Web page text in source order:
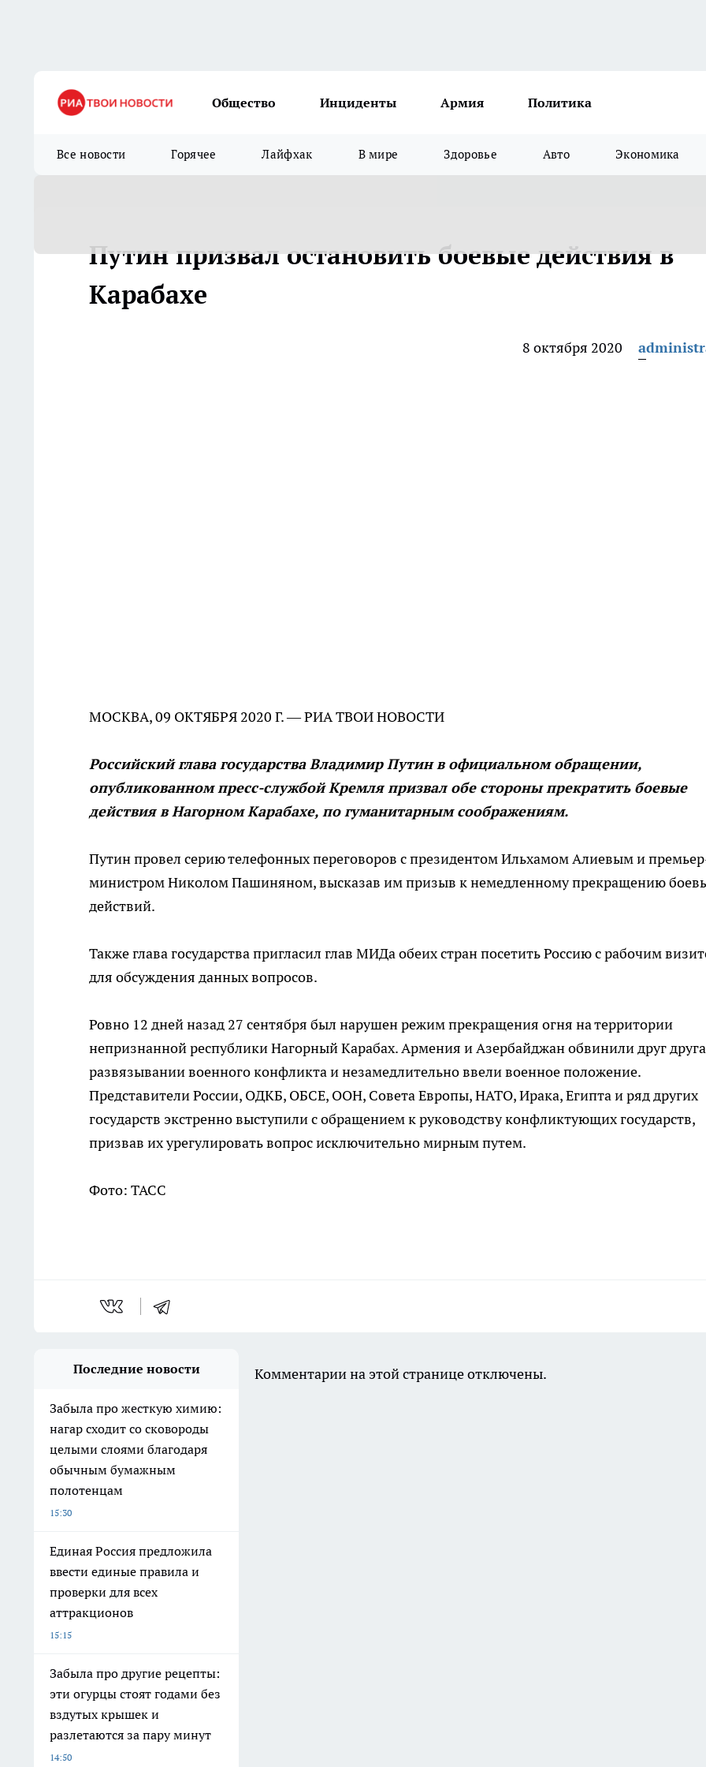
Общество Инциденты Армия Политика
Все новости Горячее Лайфхак В мире Здоровье Авто Экономика
Путин призвал остановить боевые действия в
Карабахе
8 октября 2020
МОСКВА, 09 ОКТЯБРЯ 2020 Г. — РИА ТВОИ НОВОСТИ
Российский глава государства Владимир Путин в официальном обращении,
опубликованном пресс-службой Кремля призвал обе стороны прекратить боевые
действия в Нагорном Карабахе, по гуманитарным соображениям.
Путин провел серию телефонных переговоров с президентом Ильхамом Алиевым и
министром Николом Пашиняном, высказав им призыв к немедленному прекращению
действий.
Также глава государства пригласил глав МИДа обеих стран посетить Россию с рабочим
для обсуждения данных вопросов.
Ровно 12 дней назад 27 сентября был нарушен режим прекращения огня на территории
непризнанной республики Нагорный Карабах. Армения и Азербайджан обвинили друг
развязывании военного конфликта и незамедлительно ввели военное положение.
Представители России, ОДКБ, ОБСЕ, ООН, Совета Европы, НАТО, Ирака, Египта и ряд других
государств экстренно выступили с обращением к руководству конфликтующих государств,
призвав их урегулировать вопрос исключительно мирным путем.
Фото: ТАСС
Последние новости
Забыла про жесткую химию:
нагар сходит со сковороды
целыми слоями благодаря
обычным бумажным
полотенцам
15:30
Единая Россия предложила
ввести единые правила и
проверки для всех
аттракционов
15:15
Забыла про другие рецепты:
эти огурцы стоят годами без
вздутых крышек и
разлетаются за пару минут
14:50
Комментарии на этой странице отключены.